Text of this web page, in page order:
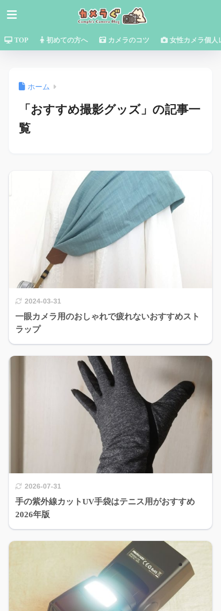
TOP 初めての方へ カメラのコツ 女性カメラ個人
ホーム
「おすすめ撮影グッズ」の記事一
覧
2024-03-31
一眼カメラ用のおしゃれで疲れないおすすめスト
ラップ
2026-07-31
手の紫外線カットUV手袋はテニス用がおすすめ
2026年版